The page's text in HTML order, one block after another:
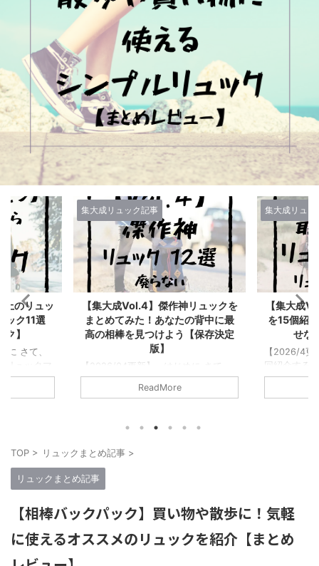
ュックを
背中に最
保存決定
リュックマ
だと思った
今回紹介
リュックた
トにしてる
。 実際に
集大成リュック記事
【集大成Vol.3】最高傑作リュック
を15個紹介するぞ！買って後悔さ
せない背中の相棒たち
【2026/4更新】 はじめに さて…今
回紹介するのは！！ 5年で400以上
のリュックをレビューしてきた僕が書
くに相応しいタイトルだ！…と大それ
ックはマジで良い、最高傑作だ！みん
なに背負ってほしい！！」そう思える
リュックを厳選してみた。 僕が今ま
で紹介してきたブランドは合計50以
上。だが少し多いので15のブランドか
ックを紹介する。 つまり…ガチでオ
ReadMore
集大成リュッ
【Vol.2】
最高のリ
最強のバ
【2026/4
この記事で
ュックマン
選考条件 ...
TOP > リュックまとめ記事 >
リュックまとめ記事
【相棒バックパック】買い物や散歩に！気軽
に使えるオススメのリュックを紹介【まとめ